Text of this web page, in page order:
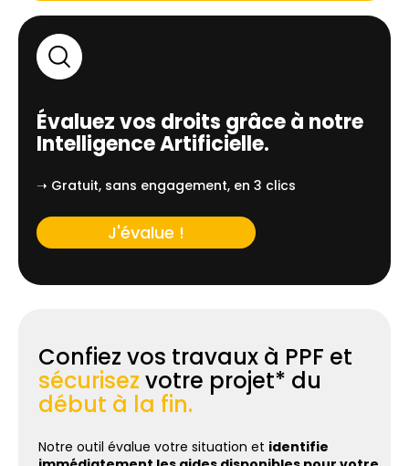
Évaluez vos droits grâce à notre
Intelligence Artificielle.
➝ Gratuit, sans engagement, en 3 clics
J'évalue !
Confiez vos travaux à PPF et
sécurisez votre projet* du
début à la fin.
Notre outil évalue votre situation et identifie